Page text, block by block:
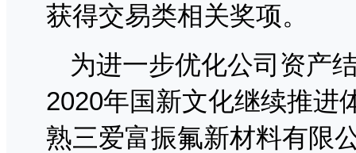
获得交易类相关奖项。
为进一步优化公司资产
2020年国新文化继续推进
熟三爱富振氟新材料有限